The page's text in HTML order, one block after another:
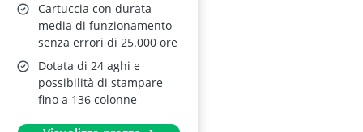
Cartuccia con durata
media di funzionamento
senza errori di 25.000 ore
Dotata di 24 aghi e
possibilità di stampare
fino a 136 colonne